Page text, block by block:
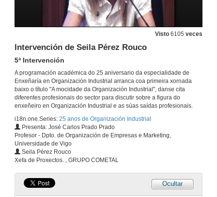
Visto 6105 veces
Intervención de Seila Pérez Rouco
5ª Intervención
A programación académica do 25 aniversario da especialidade de
Enxeñaría en Organización Industrial arranca coa primeira xornada
baixo o título "A mocidade da Organización Industrial", danse cita
diferentes profesionais do sector para discutir sobre a figura do
enxeñeiro en Organización Industrial e as súas saídas profesionais.
i18n.one.Series: 25 anos de Organización Industrial
Presenta: José Carlos Prado Prado
Profesor - Dpto. de Organización de Empresas e Marketing,
Universidade de Vigo
Seila Pérez Rouco
Xefa de Proxectos. , GRUPO COMETAL
Ocultar
6ª Intervención
5 de out. de 2010
A mocidade da Organización Industrial
27 de out. de 2010
27 de out. de 2010
Intervención de Andrea De Haz Fuembuena